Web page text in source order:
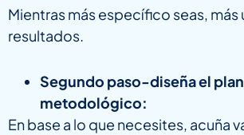
Mientras más específico seas, más
resultados.
Segundo paso-diseña el plan
metodológico:
En base a lo que necesites, acuña